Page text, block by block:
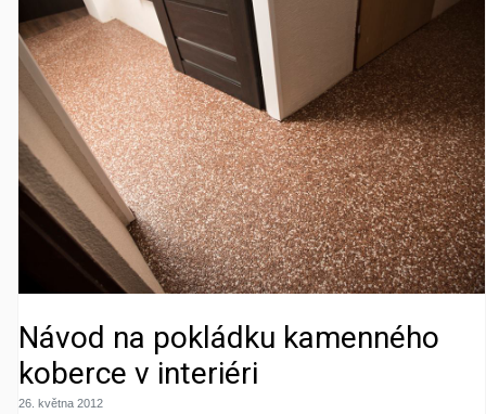
Návod na pokládku kamenného
koberce v interiéri
26. května 2012